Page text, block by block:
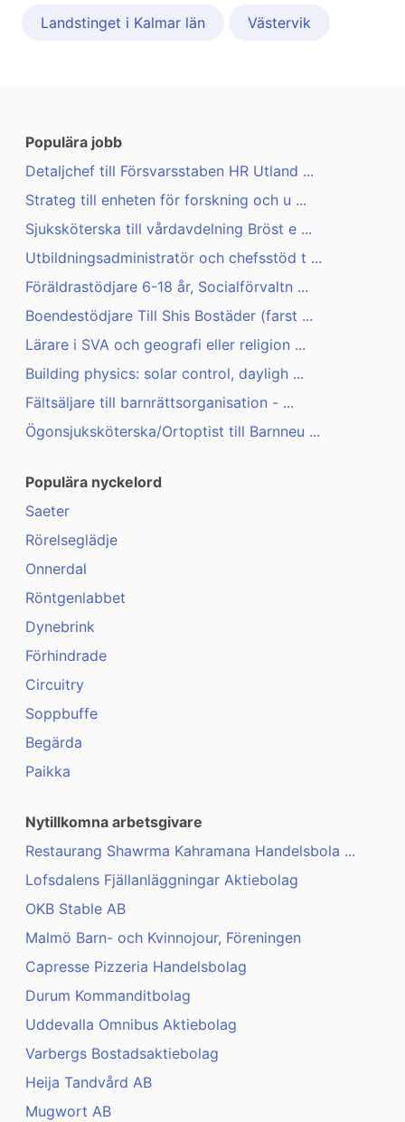
Landstinget i Kalmar län Västervik
Populära jobb
Detaljchef till Försvarsstaben HR Utland ...
Strateg till enheten för forskning och u ...
Sjuksköterska till vårdavdelning Bröst e ...
Utbildningsadministratör och chefsstöd t ...
Föräldrastödjare 6-18 år, Socialförvaltn ...
Boendestödjare Till Shis Bostäder (farst ...
Lärare i SVA och geografi eller religion ...
Building physics: solar control, dayligh ...
Fältsäljare till barnrättsorganisation - ...
Ögonsjuksköterska/Ortoptist till Barnneu ...
Populära nyckelord
Saeter
Rörelseglädje
Onnerdal
Röntgenlabbet
Dynebrink
Förhindrade
Circuitry
Soppbuffe
Begärda
Paikka
Nytillkomna arbetsgivare
Restaurang Shawrma Kahramana Handelsbola ...
Lofsdalens Fjällanläggningar Aktiebolag
OKB Stable AB
Malmö Barn- och Kvinnojour, Föreningen
Capresse Pizzeria Handelsbolag
Durum Kommanditbolag
Uddevalla Omnibus Aktiebolag
Varbergs Bostadsaktiebolag
Heija Tandvård AB
Mugwort AB